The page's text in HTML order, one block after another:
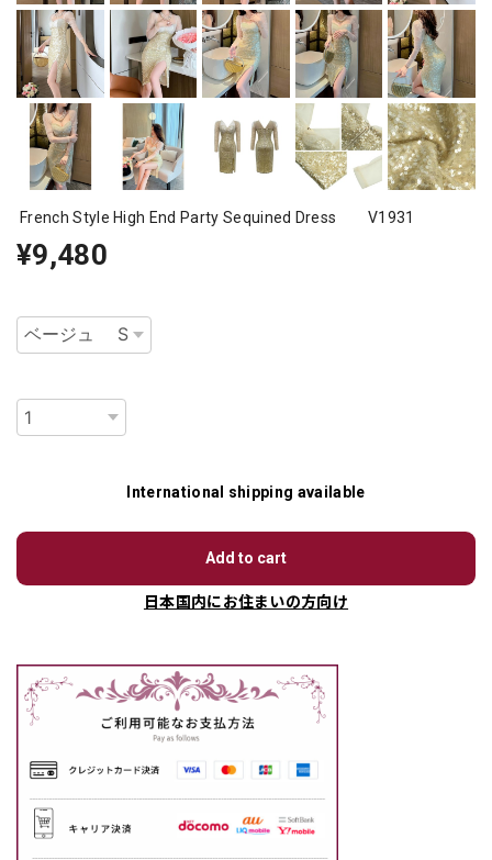
French Style High End Party Sequined Dress V1931
¥9,480
International shipping available
Add to cart
日本国内にお住まいの方向け